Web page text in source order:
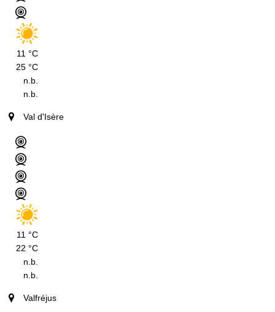
11 °C
25 °C
n.b.
n.b.
Val d'Isère
11 °C
22 °C
n.b.
n.b.
Valfréjus